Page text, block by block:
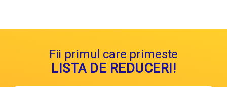
Fii primul care primeste
LISTA DE REDUCERI!